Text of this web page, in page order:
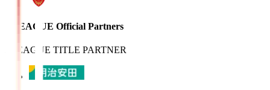
J.LEAGUE Official Partners
J.LEAGUE TITLE PARTNER